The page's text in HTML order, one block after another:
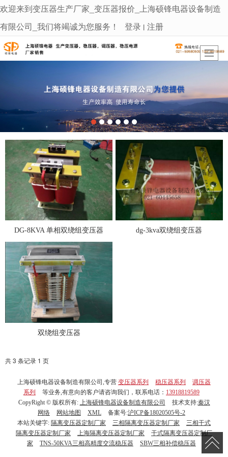
很遗憾，因您的浏览器版本过低导致无法获得最佳浏览体验，推荐下载安装谷歌浏览器！
欢迎来到变压器生产厂家_变压器报价_上海硕锋电器设备制造
有限公司_我们将竭诚为您服务！
登录 丨 注册
DG-8KVA 单相双绕组变压器 dg-3kva双绕组变压器
双绕组变压器
共 3 条记录 1 页
上海硕锋电器设备制造有限公司,专营 变压器系列 稳压器系列
调压器
系列
等业务,有意向的客户请咨询我们，联系电话： 13918819589
CopyRight © 版权所有: 上海硕锋电器设备制造有限公司 技术支持:秦汉
网络
网站地图 XML 备案号:沪ICP备18020505号-2
本站关键字: 隔离变压器定制厂家 三相隔离变压器定制厂家
三相干式
隔离变压器定制厂家
上海隔离变压器定制厂家
干式隔离变压器定制厂
家
TNS-50KVA三相高精度交流稳压器 SBW三相补偿稳压器